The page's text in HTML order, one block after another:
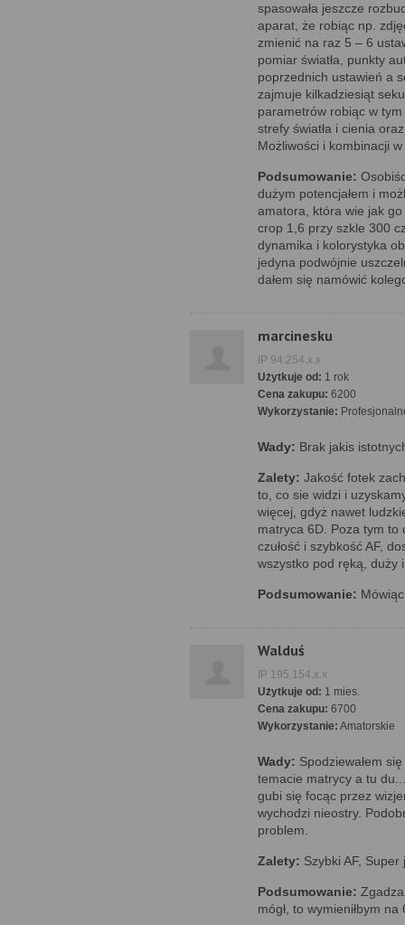
spasowała jeszcze
aparat, że robiąc np.
zmienić na raz 5 – 6
pomiar światła, punkty
poprzednich ustawień a
zajmuje kilkadziesiąt
parametrów robiąc w
strefy światła i cienia
Możliwości i kombinacji
Podsumowanie:
dużym potencjałem i
amatora, która wie jak
crop 1,6 przy szkle 300
dynamika i kolorystyka
jedyna podwójnie
dałem się namówić
marcinesku
IP 94.254.x.x
Użytkuje od: 1 rok
Cena zakupu: 6200
Wykorzystanie:
Wady: Brak jakis
Zalety: Jakość fotek
to, co sie widzi i
więcej, gdyż nawet
matryca 6D. Poza tym to
czułość i szybkość AF,
wszystko pod ręką, duży
Podsumowanie:
Walduś
IP 195.154.x.x
Użytkuje od: 1 mies.
Cena zakupu: 6700
Wykorzystanie: Amatorskie
Wady: Spodziewałem
temacie matrycy a tu
gubi się focąc przez
wychodzi nieostry.
problem.
Zalety: Szybki AF,
Podsumowanie:
mógł, to wymieniłbym